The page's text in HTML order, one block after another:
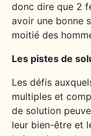
donc dire que 2
avoir une bonne
moitié des
Les pistes de
Les défis
multiples et
de solution
leur bien-être et